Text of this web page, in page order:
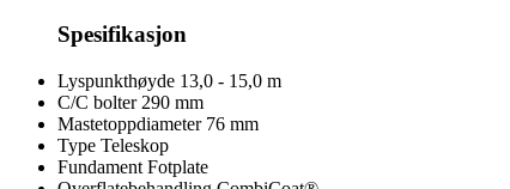
Spesifikasjon
Lyspunkthøyde 13,0 - 15,0 m
C/C bolter 290 mm
Mastetoppdiameter 76 mm
Type Teleskop
Fundament Fotplate